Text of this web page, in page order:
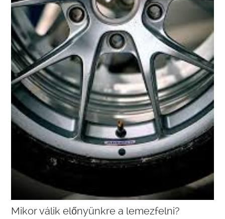
Mikor válik előnyünkre a lemezfelni?